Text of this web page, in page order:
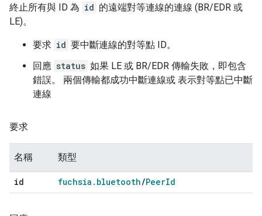
終止所有與 ID 為 id 的遠端對等連線的連線 (BR/EDR 或
LE)。
要求 id 要中斷連線的對等點 ID。
回應 status 如果 LE 或 BR/EDR 傳輸失敗，即包含
錯誤。 兩個傳輸都成功中斷連線或 表示對等點已中斷
連線
要求
名稱 類型
id fuchsia . bluetooth/PeerId